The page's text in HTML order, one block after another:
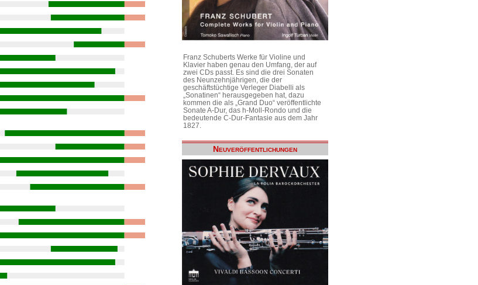
Franz Schuberts Werke für Violine und
Klavier haben genau den Umfang, der auf
zwei CDs passt. Es sind die drei Sonaten
des Neunzehnjährigen, die der
geschäftstüchtige Verleger Diabelli als
„Sonatinen“ herausgegeben hat, dazu
kommen die als „Grand Duo“ veröffentlichte
Sonate A-Dur, das h-Moll-Rondo und die
bedeutende C-Dur-Fantasie aus dem Jahr
1827.
Neuveröffentlichungen